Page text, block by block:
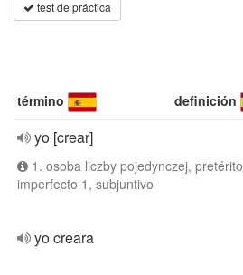
test de práctica
término definición
yo [crear]
1. osoba liczby pojedynczej, pretérito
imperfecto 1, subjuntivo
yo creara